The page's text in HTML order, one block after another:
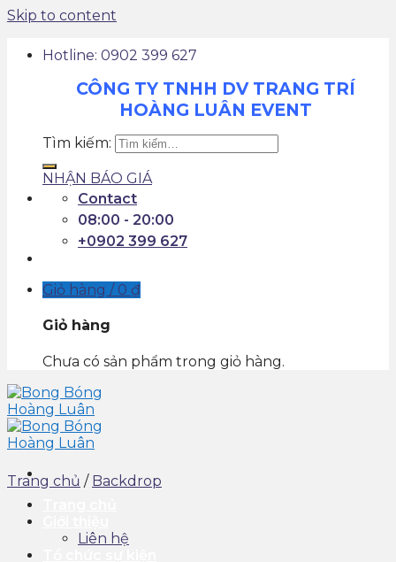
Skip to content
Hotline: 0902 399 627
CÔNG TY TNHH DV TRANG TRÍ
HOÀNG LUÂN EVENT
Tìm kiếm:
NHẬN BÁO GIÁ
Contact
08:00 - 20:00
+0902 399 627
Giỏ hàng / 0 ₫
Giỏ hàng
Chưa có sản phẩm trong giỏ hàng.
Liên hệ
Trang chủ / Backdrop